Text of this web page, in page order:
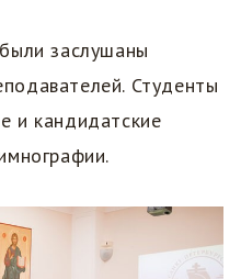
заслушаны
Студенты
и кандидатские